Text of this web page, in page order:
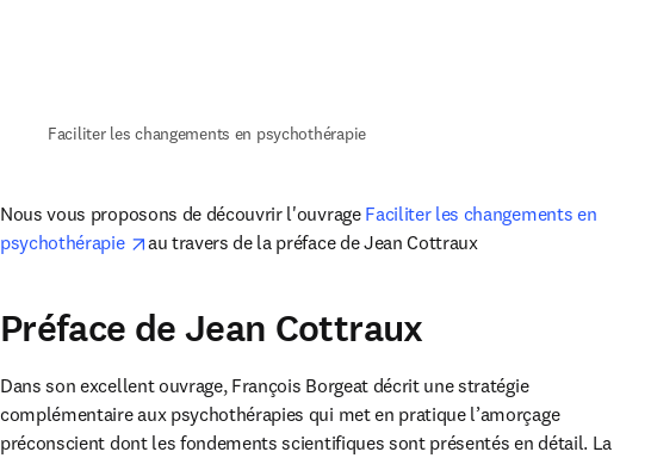
Faciliter les changements en psychothérapie
Nous vous proposons de découvrir l'ouvrage Faciliter les changements en
psychothérapie
opens in new tab/window
au travers de la préface de Jean Cottraux
Préface de Jean Cottraux
Dans son excellent ouvrage, François Borgeat décrit une stratégie
complémentaire aux psychothérapies qui met en pratique l’amorçage
préconscient dont les fondements scientifiques sont présentés en détail. La